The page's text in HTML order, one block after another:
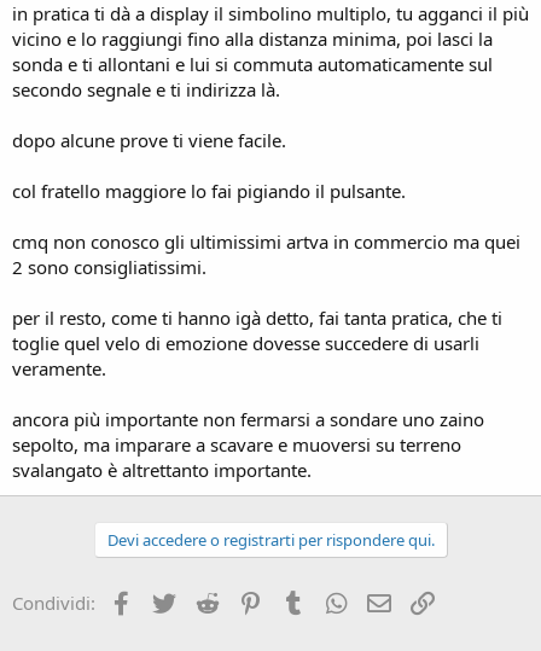
in pratica ti dà a display il simbolino multiplo, tu agganci il più
vicino e lo raggiungi fino alla distanza minima, poi lasci la
sonda e ti allontani e lui si commuta automaticamente sul
secondo segnale e ti indirizza là.
dopo alcune prove ti viene facile.
col fratello maggiore lo fai pigiando il pulsante.
cmq non conosco gli ultimissimi artva in commercio ma quei
2 sono consigliatissimi.
per il resto, come ti hanno igà detto, fai tanta pratica, che ti
toglie quel velo di emozione dovesse succedere di usarli
veramente.
ancora più importante non fermarsi a sondare uno zaino
sepolto, ma imparare a scavare e muoversi su terreno
svalangato è altrettanto importante.
Devi accedere o registrarti per rispondere qui.
Condividi: Facebook
Twitter Reddit PinterestTumblrWhatsApp
Email